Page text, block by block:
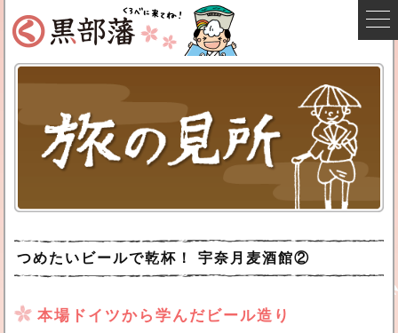
つめたいビールで乾杯！ 宇奈月麦酒館②
本場ドイツから学んだビール造り